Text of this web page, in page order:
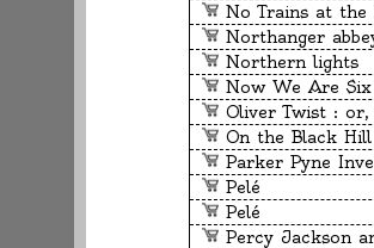
No Trains at the
Northanger
Northern lights
Now We Are Six
Oliver Twist : or,
On the Black Hill
Parker Pyne
Pelé
Pelé
Percy Jackson